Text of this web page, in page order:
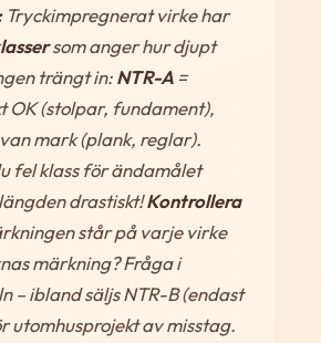
Tryckimpregnerat virke har
som anger hur djupt
trängt in:NTR-A=
OK (stolpar, fundament),
mark (plank, reglar).
fel klass för ändamålet
drastiskt!Kontrollera
står på varje virke
märkning? Fråga i
– ibland säljs NTR-B (endast
utomhusprojekt av misstag.